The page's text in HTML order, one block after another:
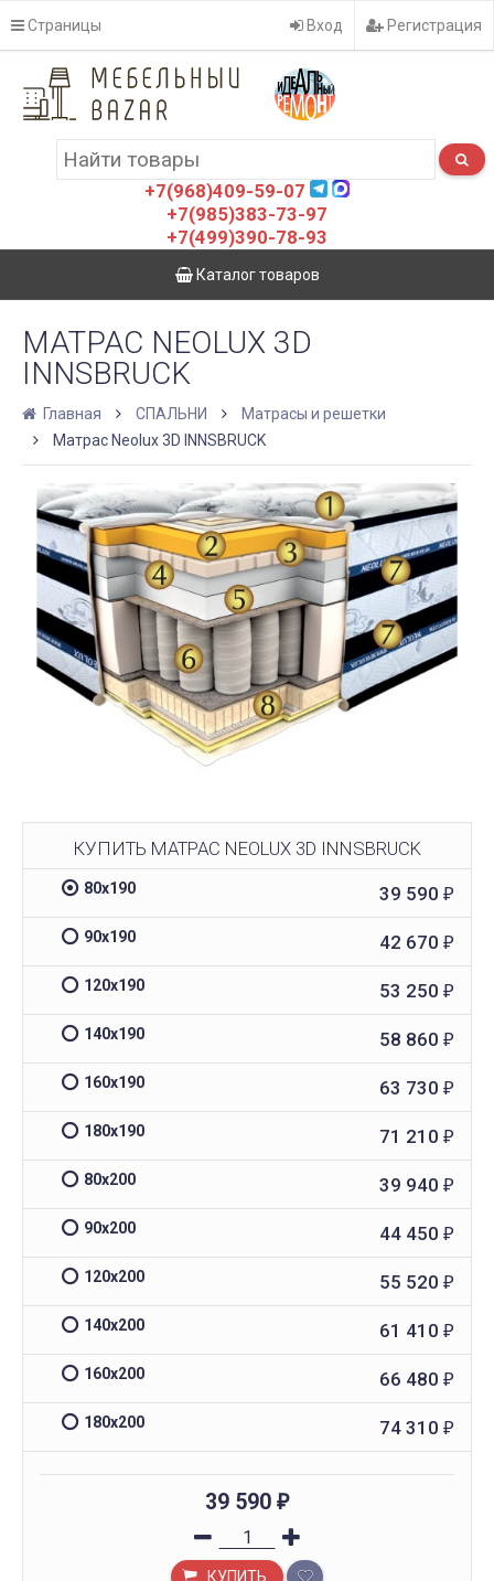
Страницы Вход Регистрация
+7(968)409-59-07
+7(985)383-73-97
+7(499)390-78-93
Каталог товаров
МАТРАС NEOLUX 3D
INNSBRUCK
Главная СПАЛЬНИ
Матрасы и решетки
Матрас Neolux 3D INNSBRUCK
КУПИТЬ МАТРАС NEOLUX 3D INNSBRUCK
80х190 39 590 ₽
90х190 42 670 ₽
120х190 53 250 ₽
140х190 58 860 ₽
160х190 63 730 ₽
180х190 71 210 ₽
80х200 39 940 ₽
90х200 44 450 ₽
120х200 55 520 ₽
140х200 61 410 ₽
160х200 66 480 ₽
180х200 74 310 ₽
39 590 ₽
КУПИТЬ